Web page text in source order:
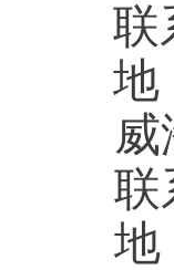
联
地
联
地